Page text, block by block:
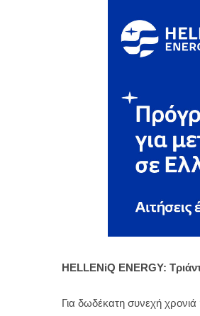
HELLENiQ ENERGY:
Για δωδέκατη συνεχή χρονιά